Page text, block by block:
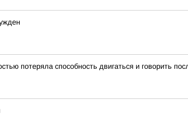
потеряла способность двигаться и говорить